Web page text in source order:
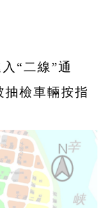
“二線”通
檢車輛按指